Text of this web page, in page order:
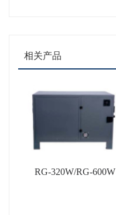
相关产品
RG-320W/RG-600W